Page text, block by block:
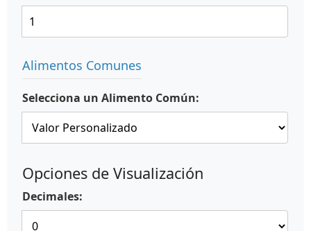
Alimentos Comunes
Selecciona un Alimento Común:
Opciones de Visualización
Decimales: